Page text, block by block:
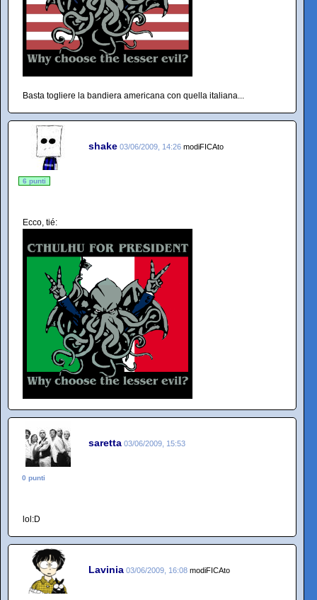
Basta togliere la bandiera americana con quella italiana...
shake 03/06/2009, 14:26 modiFICAto
6 punti
Ecco, tié:
saretta 03/06/2009, 15:53
0 punti
lol:D
Lavinia 03/06/2009, 16:08 modiFICAto